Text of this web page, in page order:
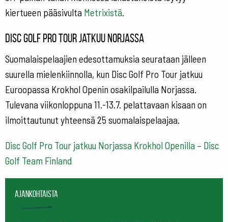
kiertueen pääsivulta Metrixistä.
Disc Golf Pro Tour jatkuu Norjassa
Suomalaispelaajien edesottamuksia seurataan jälleen
suurella mielenkiinnolla, kun Disc Golf Pro Tour jatkuu
Euroopassa Krokhol Openin osakilpailulla Norjassa.
Tulevana viikonloppuna 11.-13.7. pelattavaan kisaan on
ilmoittautunut yhteensä 25 suomalaispelaajaa.
Disc Golf Pro Tour jatkuu Norjassa Krokhol Openilla – Disc
Golf Team Finland
Ajankohtaista